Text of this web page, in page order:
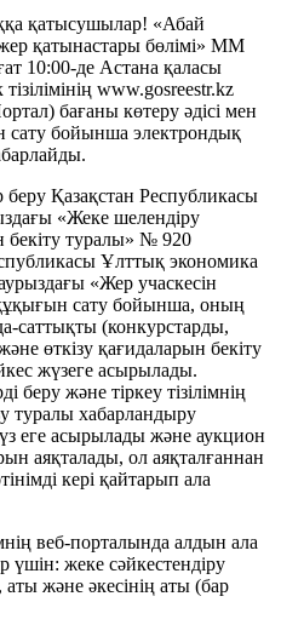
қатысушылар! «Абай
қатынастары бөлімі» ММ
10:00-де Астана қаласы
www.gosreestr.kz
бағаны көтеру әдісі мен
сату бойынша электрондық
беру Қазақстан Республикасы
«Жеке шелендіру
бекіту туралы» № 920
Ұлттық экономика
«Жер учаскесін
сату бойынша, оның
саттықты (конкурстарды,
өткізу қағидаларын бекіту
жүзеге асырылады.
беру және тіркеу тізілімнің
туралы хабарландыру
еге асырылады және аукцион
аяқталады, ол аяқталғаннан
кері қайтарып ала
веб-порталында алдын ала
үшін: жеке сәйкестендіру
және әкесінің аты (бар